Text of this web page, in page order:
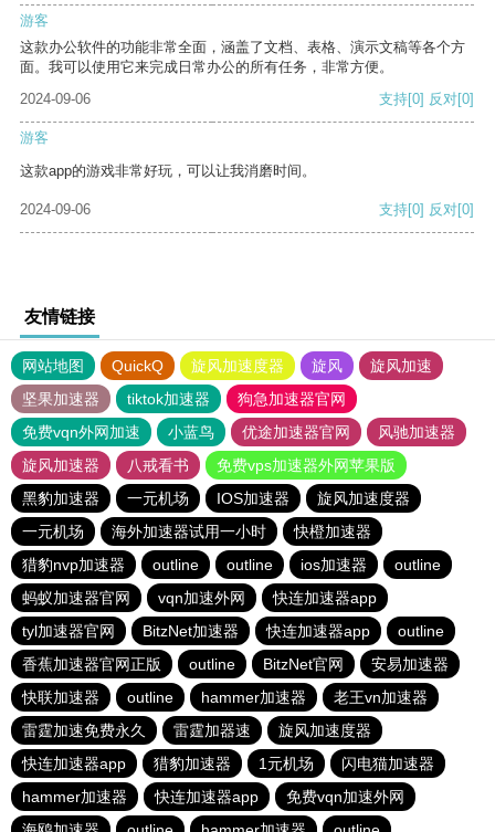
游客
这款办公软件的功能非常全面，涵盖了文档、表格、演示文稿等各个方
面。我可以使用它来完成日常办公的所有任务，非常方便。
2024-09-06
支持[0] 反对[0]
游客
这款app的游戏非常好玩，可以让我消磨时间。
2024-09-06 支持[0] 反对[0]
友情链接
网站地图 QuickQ 旋风加速度器 旋风
旋风加速
坚果加速器
tiktok加速器
狗急加速器官网
免费vqn外网加速
小蓝鸟 优途加速器官网
风驰加速器
旋风加速器
八戒看书
免费vps加速器外网苹果版
黑豹加速器
一元机场 IOS加速器
旋风加速度器
一元机场
海外加速器试用一小时
快橙加速器
猎豹nvp加速器
outline outline ios加速器
outline
蚂蚁加速器官网
vqn加速外网
快连加速器app
tyl加速器官网
BitzNet加速器 快连加速器app
outline
香蕉加速器官网正版
outline BitzNet官网
安易加速器
快联加速器
outline hammer加速器
老王vn加速器
雷霆加速免费永久
雷霆加器速
旋风加速度器
快连加速器app
猎豹加速器 1元机场
闪电猫加速器
hammer加速器
快连加速器app
免费vqn加速外网